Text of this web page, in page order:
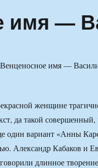
имя —
женщине
да такой
один вариант «Анны
Александр Кабаков и
длинное